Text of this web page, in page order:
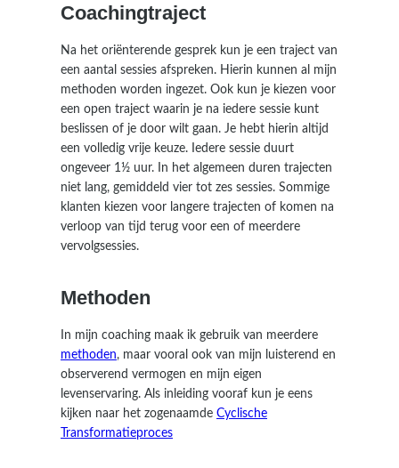
Coachingtraject
Na het oriënterende gesprek kun je een traject van
een aantal sessies afspreken. Hierin kunnen al mijn
methoden worden ingezet. Ook kun je kiezen voor
een open traject waarin je na iedere sessie kunt
beslissen of je door wilt gaan. Je hebt hierin altijd
een volledig vrije keuze. Iedere sessie duurt
ongeveer 1½ uur. In het algemeen duren trajecten
niet lang, gemiddeld vier tot zes sessies. Sommige
klanten kiezen voor langere trajecten of komen na
verloop van tijd terug voor een of meerdere
vervolgsessies.
Methoden
In mijn coaching maak ik gebruik van meerdere
methoden, maar vooral ook van mijn luisterend en
observerend vermogen en mijn eigen
levenservaring. Als inleiding vooraf kun je eens
kijken naar het zogenaamde Cyclische
Transformatieproces